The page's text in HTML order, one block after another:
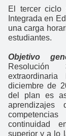
El tercer ciclo
Integrada en
una carga
estudiantes.
Objetivo
diciembre de
del plan es
continuidad
superior y a lo